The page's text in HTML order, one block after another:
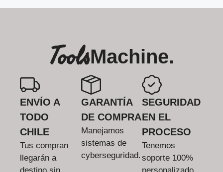
ToolsMachine.
ENVÍO A
TODO
CHILE
Tus compran
llegarán a
GARANTÍA
DE COMPRA
Manejamos
sistemas de
cyberseguridad.
SEGURIDAD
EN EL
PROCESO
Tenemos
soporte 100%